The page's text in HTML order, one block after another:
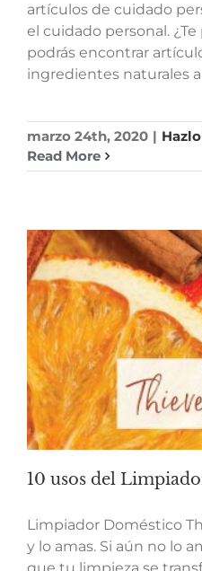
artículos de cuidado
el cuidado personal.
podrás encontrar
ingredientes naturales
marzo 24th, 2020 |
Read More
10 usos del
Limpiador Doméstico
y lo amas. Si aún no lo